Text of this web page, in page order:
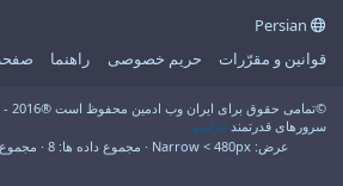
قوانین و مقرّرات
حریم خصوصی راهنما
سرورهای قدرتمند فراسو
عرض
مجموع داده ها 8